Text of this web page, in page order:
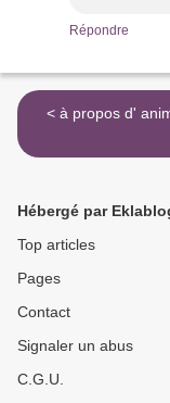
Répondre
< à
Hébergé par
Top articles
Pages
Contact
Signaler un abus
C.G.U.